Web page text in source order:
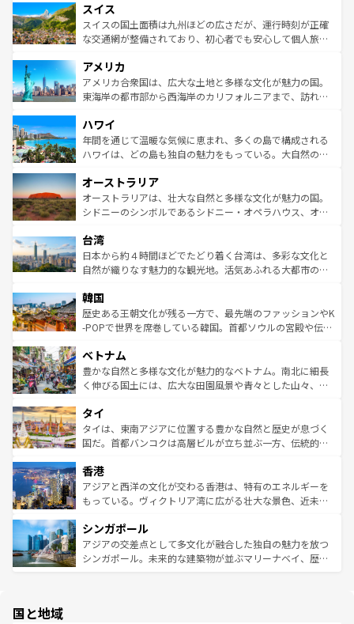
れる地方に足を運ぶとそれぞれで全く異なる文化を体験で
きるだろう。 なお、新着のフランス情報はコンテンツ一覧
を参照してほしい。
は、お酒好きな人にはぜひ体験してほしい。 なお、新着の
ドイツ情報はコンテンツ一覧を参照してほしい。
リアごとに異なる魅力がある。また、優雅なアフタヌーン
ティー、ビール好きにはたまらない英国パブ、サッカー観
戦など、本場だからこそできる体験も豊富。イギリスを旅
ンツ一覧を参照してほしい。
スイス
スイスの国土面積は九州ほどの広さだが、運行時刻が正確
な交通網が整備されており、初心者でも安心して個人旅行
の建物がそのまま残る町や、スイスならではのユニークな
博物館もあり、アルプス観光だけでなく町歩きも満喫する
ことができる。国民の所得が高いため物価も高いが、旅行
ば市内交通費無料で観光を楽しむこともできる。 なお、新
着のスイス情報はコンテンツ一覧 を参照してほしい。
アメリカ
アメリカ合衆国は、広大な土地と多様な文化が魅力の国。
東海岸の都市部から西海岸のカリフォルニアまで、訪れる
のような巨大都市は、観光、ショッピング、エンターテイ
ンメントが詰まった刺激的なスポットだ。一方、アメリカ
西部には大自然が広がり、グランドキャニオンやイエロー
部のニューオーリンズでは、音楽と美食が融合した独特の
文化が魅力。旅行者はアメリカの各地域で異なる魅力を楽
しみながら、その多様性と豊かな歴史を感じることができ
ならではの贅沢な旅のスタイルだ。 なお、新着のアメリカ
情報はコンテンツ一覧を参照してほしい。
ハワイ
年間を通じて温暖な気候に恵まれ、多くの島で構成される
ハワイは、どの島も独自の魅力をもっている。大自然の神
ワイ島は見逃せない。また、定番の観光地といえばオアフ
島だが、静かな自然を求めるならマウイ島やカウアイ島が
おすすめ。エメラルドグリーンに輝く海をはじめ、豊かな
れるおもてなしの心で訪れる人々を迎えてくれるハワイの
人々、おいしいローカルフードやハワイアンミュージッ
ク、伝統的なフラダンスなど、すべてがハワイの魅力を彩
ワイを、存分に味わってほしい。 なお、新着のハワイ情報
はコンテンツ一覧を参照してほしい。
オーストラリア
オーストラリアは、壮大な自然と多様な文化が魅力の国。
シドニーのシンボルであるシドニー・オペラハウス、オー
リアリーフや大陸中央部にそびえるウルル（エアーズロッ
ク）、タスマニアの美しい原生林やケアンズの熱帯雨林な
ど、見どころがたくさん。また、カフェやワイン、オージ
いる。アクティビティも充実しており、サーフィンやダイ
ビング、ハイキングなど、アウトドア好きにはたまらな
い。オーストラリアの多彩な魅力を存分に味わいつくそ
参照してほしい。
台湾
日本から約４時間ほどでたどり着く台湾は、多彩な文化と
自然が織りなす魅力的な観光地。活気あふれる大都市の台
ン）、静ひつな山岳地帯である台湾東部など、都市の喧騒
と山間の静けさが共存しており、訪れる人に新しい発見と
驚きをもたらしてくれる。また、奥深い台湾の食文化も魅
容にもいいと評判のスイーツなど、バラエティ豊かな料理
が味わえる。 なお、新着の台湾情報は コンテンツ一覧を参
照してほしい。
韓国
歴史ある王朝文化が残る一方で、最先端のファッションやK
-POPで世界を席巻している韓国。首都ソウルの宮殿や伝統
き、地方に足を延ばせば四季折々の自然美を楽しむことが
できる。そして、キムチや焼肉、絶品のストリートフード
まで、さまざまな韓国料理が待っている。夜には、韓国な
リティに包まれながら、韓国の多彩な魅力を心ゆくまで味
わってみてほしい。 なお、新着の韓国情報はコンテンツ一
覧を参照してほしい。
ベトナム
豊かな自然と多様な文化が魅力的なベトナム。南北に細長
く伸びる国土には、広大な田園風景や青々とした山々、世
急速な発展と共に伝統が息づく。ハノイの古い町並みやホ
ーチミン市のフランス統治時代の建物も、独特の雰囲気を
醸し出している。また、バラエティの豊かさとおいしさで
とつ。フォーやバインミー、ベトナムコーヒーなどは、ぜ
ひ現地で味わいたい。どの地域を訪れてもあたたかい人々
が旅行者を迎えてくれるので、きっと忘れられない旅にな
参照してほしい。
タイ
タイは、東南アジアに位置する豊かな自然と歴史が息づく
国だ。首都バンコクは高層ビルが立ち並ぶ一方、伝統的な
の活気が交差している。北部ではチェンマイなどの山岳地
帯で自然と触れ合い、南部ではプーケットやクラビの美し
いビーチでリゾート気分を楽しむことができる。タイ料理
激する。気候は一年中温暖で、どの季節にも異なる楽しみ
が待っている。親しみやすいタイの人々、仏教を中心とし
た文化、そして多様な観光資源が、訪れる旅人を魅了し続
香港
アジアと西洋の文化が交わる香港は、特有のエネルギーを
もっている。ヴィクトリア湾に広がる壮大な景色、近未来
み、どこを訪れても感動するはず。観光スポットが密集し
ており、効率よく見どころを回れるのも魅力。息をのむよ
うな絶景から文化的な体験まで、香港を存分に楽しみ尽く
シンガポール
アジアの交差点として多文化が融合した独自の魅力を放つ
シンガポール。未来的な建築物が並ぶマリーナベイ、歴史
国と地域